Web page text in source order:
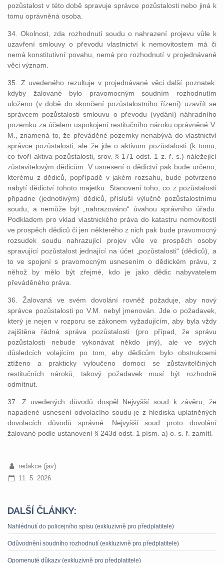
pozůstalost v této době spravuje správce pozůstalosti nebo jiná k
tomu oprávněná osoba.
34. Okolnost, zda rozhodnutí soudu o nahrazení projevu vůle k
uzavření smlouvy o převodu vlastnictví k nemovitostem má či
nemá konstitutivní povahu, nemá pro rozhodnutí v projednávané
věci význam.
35. Z uvedeného rezultuje v projednávané věci další poznatek:
kdyby žalované bylo pravomocným soudním rozhodnutím
uloženo (v době do skončení pozůstalostního řízení) uzavřít se
správcem pozůstalosti smlouvu o převodu (vydání) náhradního
pozemku za účelem uspokojení restitučního nároku oprávněné V.
M., znamená to, že převáděné pozemky nenabývá do vlastnictví
správce pozůstalosti, ale že jde o aktivum pozůstalosti (k tomu,
co tvoří aktiva pozůstalosti, srov. § 171 odst. 1 z. ř. s.) náležející
zůstavitelovým dědicům. V usnesení o dědictví pak bude určeno,
kterému z dědiců, popřípadě v jakém rozsahu, bude potvrzeno
nabytí dědictví tohoto majetku. Stanovení toho, co z pozůstalosti
připadne (jednotlivým) dědiců, přísluší výlučně pozůstalostnímu
soudu, a nemůže být „nahrazováno“ úvahou správního úřadu.
Podkladem pro vklad vlastnického práva do katastru nemovitostí
ve prospěch dědiců či jen některého z nich pak bude pravomocný
rozsudek soudu nahrazující projev vůle ve prospěch osoby
spravující pozůstalost jednající na účet „pozůstalosti“ (dědiců), a
to ve spojení s pravomocným usnesením o dědickém právu, z
něhož by mělo být zřejmé, kdo je jako dědic nabyvatelem
převáděného práva.
36. Žalovaná ve svém dovolání rovněž požaduje, aby nový
správce pozůstalosti po V.M. nebyl jmenován. Jde o požadavek,
který je nejen v rozporu se zákonem vyžadujícím, aby byla vždy
zajištěna řádná správa pozůstalosti (pro případ, že správu
pozůstalosti nebude vykonávat někdo jiný), ale ve svých
důsledcích volajícím po tom, aby dědicům bylo obstrukcemi
ztíženo a prakticky vyloučeno domoci se zůstavitelčiných
restitučních nároků; takový požadavek musí být rozhodně
odmítnut.
37. Z uvedených důvodů dospěl Nejvyšší soud k závěru, že
napadené usnesení odvolacího soudu je z hlediska uplatněných
dovolacích důvodů správné. Nejvyšší soud proto dovolání
žalované podle ustanovení § 243d odst. 1 písm. a) o. s. ř. zamítl.
redakce (jav)
11. 5. 2026
DALŠÍ ČLÁNKY:
Nahlédnutí do policejního spisu (exkluzivně pro předplatitele)
Odůvodnění soudního rozhodnutí (exkluzivně pro předplatitele)
Opomenuté důkazy (exkluzivně pro předplatitele)